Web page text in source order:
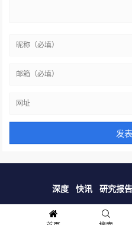
深度 快讯 研究报告
联系我们：